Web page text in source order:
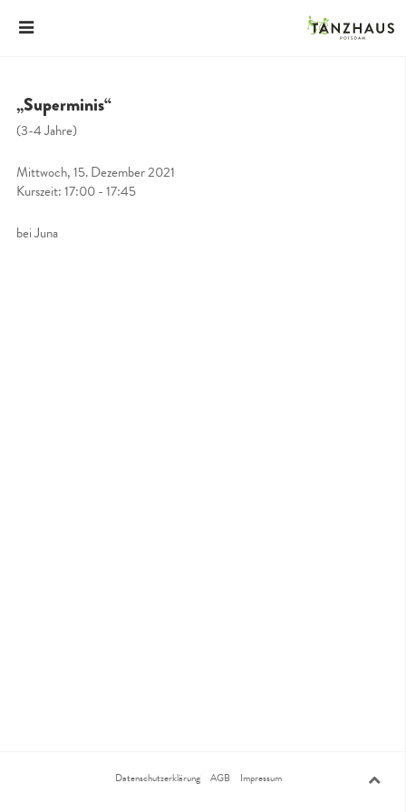
„Superminis“
(3-4 Jahre)
Mittwoch, 15. Dezember 2021
Kurszeit: 17:00 - 17:45
bei Juna
Datenschutzerklärung AGB Impressum